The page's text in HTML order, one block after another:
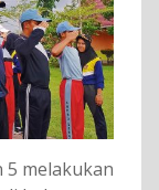
5 melakukan